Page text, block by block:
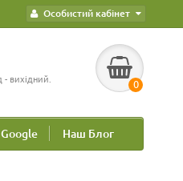
Особистий кабінет
- вихідний. 0
Наш Блог